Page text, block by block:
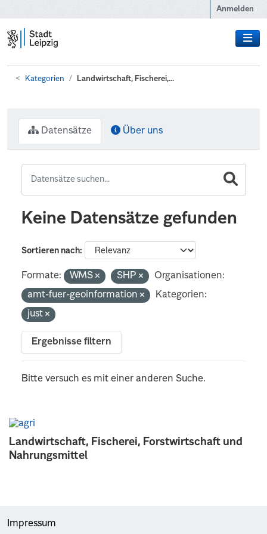
Anmelden
Kategorien Landwirtschaft, Fischerei,...
Landwirtschaft, Fischerei, Forstwirtschaft und
Nahrungsmittel
Datensätze Über uns
Keine Datensätze gefunden
Sortieren nach
Formate: WMS SHP
Organisationen:
amt-fuer-geoinformation
Kategorien:
just
Ergebnisse filtern
Bitte versuch es mit einer anderen Suche.
Impressum